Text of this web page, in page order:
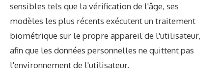
sensibles tels que la vérification de l'âge, ses
modèles les plus récents exécutent un traitement
biométrique sur le propre appareil de l'utilisateur,
afin que les données personnelles ne quittent pas
l'environnement de l'utilisateur.